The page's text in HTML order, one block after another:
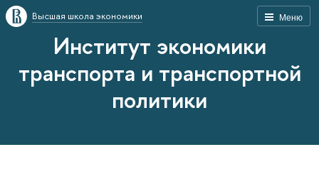
Меню
Высшая школа экономики
Институт экономики
транспорта и транспортной
политики